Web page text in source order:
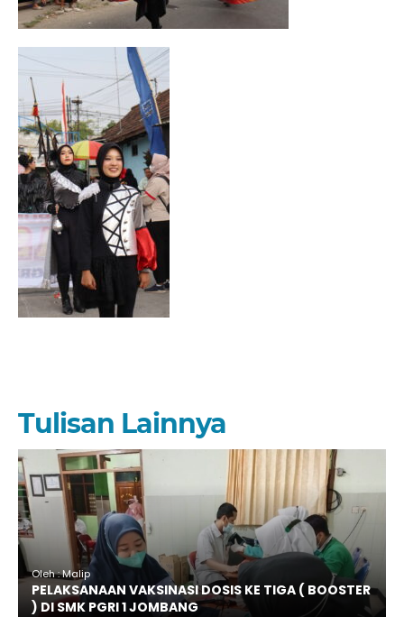
Tulisan Lainnya
Oleh : Malip
PELAKSANAAN VAKSINASI DOSIS KE TIGA ( BOOSTER
) DI SMK PGRI 1 JOMBANG